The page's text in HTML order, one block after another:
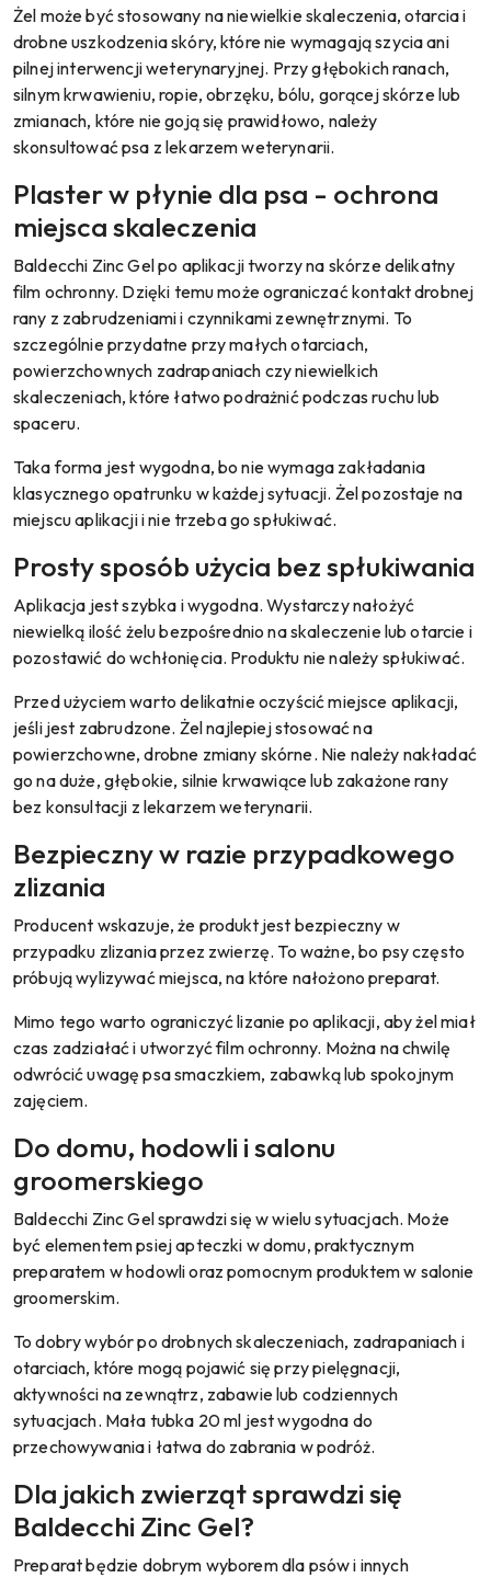
Żel może być stosowany na niewielkie skaleczenia, otarcia i
drobne uszkodzenia skóry, które nie wymagają szycia ani
pilnej interwencji weterynaryjnej. Przy głębokich ranach,
silnym krwawieniu, ropie, obrzęku, bólu, gorącej skórze lub
zmianach, które nie goją się prawidłowo, należy
skonsultować psa z lekarzem weterynarii.
Plaster w płynie dla psa - ochrona
miejsca skaleczenia
Baldecchi Zinc Gel po aplikacji tworzy na skórze delikatny
film ochronny. Dzięki temu może ograniczać kontakt drobnej
rany z zabrudzeniami i czynnikami zewnętrznymi. To
szczególnie przydatne przy małych otarciach,
powierzchownych zadrapaniach czy niewielkich
skaleczeniach, które łatwo podrażnić podczas ruchu lub
spaceru.
Taka forma jest wygodna, bo nie wymaga zakładania
klasycznego opatrunku w każdej sytuacji. Żel pozostaje na
miejscu aplikacji i nie trzeba go spłukiwać.
Prosty sposób użycia bez spłukiwania
Aplikacja jest szybka i wygodna. Wystarczy nałożyć
niewielką ilość żelu bezpośrednio na skaleczenie lub otarcie i
pozostawić do wchłonięcia. Produktu nie należy spłukiwać.
Przed użyciem warto delikatnie oczyścić miejsce aplikacji,
jeśli jest zabrudzone. Żel najlepiej stosować na
powierzchowne, drobne zmiany skórne. Nie należy nakładać
go na duże, głębokie, silnie krwawiące lub zakażone rany
bez konsultacji z lekarzem weterynarii.
Bezpieczny w razie przypadkowego
zlizania
Producent wskazuje, że produkt jest bezpieczny w
przypadku zlizania przez zwierzę. To ważne, bo psy często
próbują wylizywać miejsca, na które nałożono preparat.
Mimo tego warto ograniczyć lizanie po aplikacji, aby żel miał
czas zadziałać i utworzyć film ochronny. Można na chwilę
odwrócić uwagę psa smaczkiem, zabawką lub spokojnym
zajęciem.
Do domu, hodowli i salonu
groomerskiego
Baldecchi Zinc Gel sprawdzi się w wielu sytuacjach. Może
być elementem psiej apteczki w domu, praktycznym
preparatem w hodowli oraz pomocnym produktem w salonie
groomerskim.
To dobry wybór po drobnych skaleczeniach, zadrapaniach i
otarciach, które mogą pojawić się przy pielęgnacji,
aktywności na zewnątrz, zabawie lub codziennych
sytuacjach. Mała tubka 20 ml jest wygodna do
przechowywania i łatwa do zabrania w podróż.
Dla jakich zwierząt sprawdzi się
Baldecchi Zinc Gel?
Preparat będzie dobrym wyborem dla psów i innych